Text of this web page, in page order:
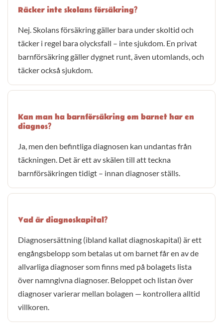
Räcker inte skolans försäkring?
Nej. Skolans försäkring gäller bara under skoltid och
täcker i regel bara olycksfall – inte sjukdom. En privat
barnförsäkring gäller dygnet runt, även utomlands, och
täcker också sjukdom.
Kan man ha barnförsäkring om barnet har en
diagnos?
Ja, men den befintliga diagnosen kan undantas från
täckningen. Det är ett av skälen till att teckna
barnförsäkringen tidigt – innan diagnoser ställs.
Vad är diagnoskapital?
Diagnosersättning (ibland kallat diagnoskapital) är ett
engångsbelopp som betalas ut om barnet får en av de
allvarliga diagnoser som finns med på bolagets lista
över namngivna diagnoser. Beloppet och listan över
diagnoser varierar mellan bolagen — kontrollera alltid
villkoren.